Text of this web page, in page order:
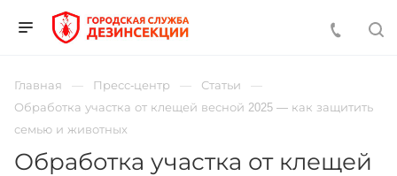
Главная Пресс-центр
Статьи
Обработка участка от клещей весной 2025 — как защитить
семью и животных
Обработка участка от клещей